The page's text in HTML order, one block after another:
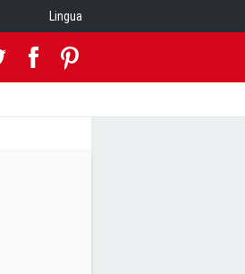
Lingua